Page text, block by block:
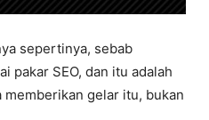
sepertinya, sebab
pakar SEO, dan itu adalah
gelar itu, bukan